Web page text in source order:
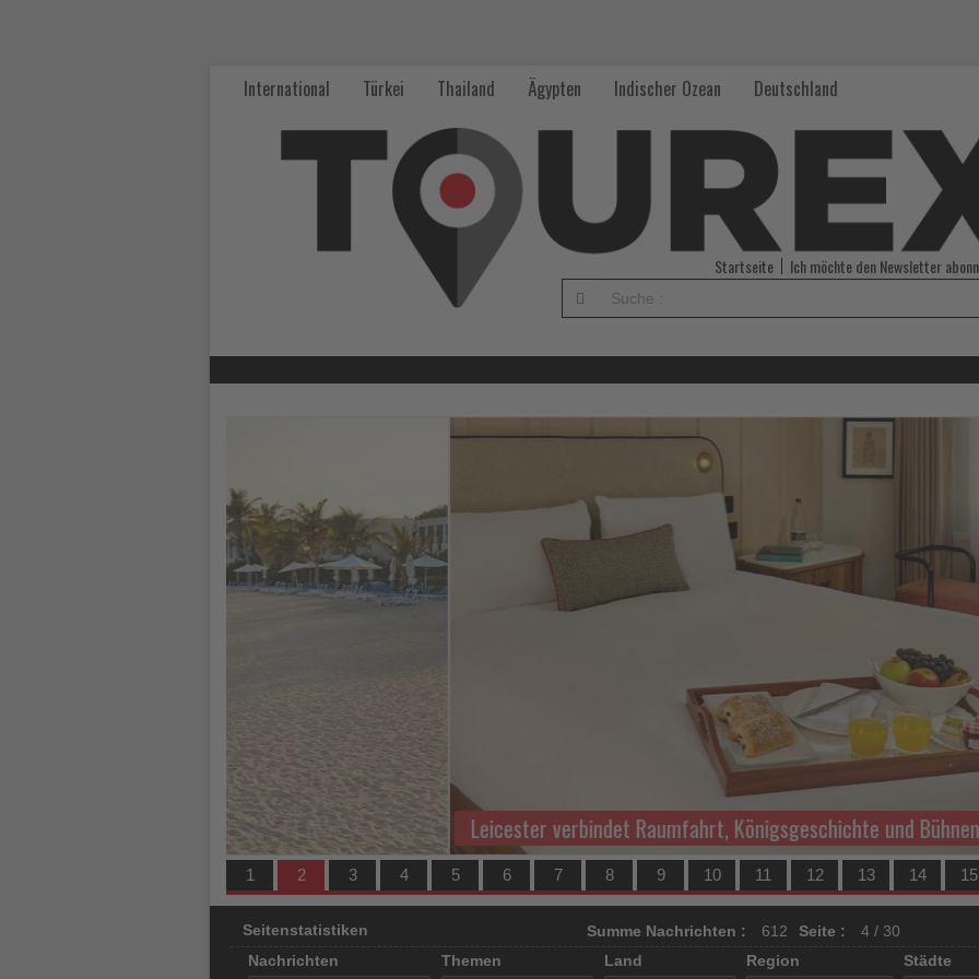
International Türkei Thailand Ägypten Indischer Ozean Deutschland
Startseite Ich möchte den Newsletter
Leicester verbindet Raumfahrt, Königsgeschichte und Bühnenkunst INTL
1 2 3 4 5 6 7 8 9 10 11 12 13 14 15
Seitenstatistiken Summe Nachrichten : 612 Seite :
4 / 30
Nachrichten
Themen Land Region
Städte